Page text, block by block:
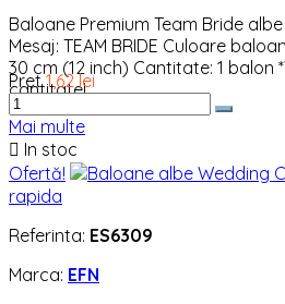
Baloane Premium Team Bride
Mesaj: TEAM BRIDE Culoare
30 cm (12 inch) Cantitate: 1 balon
cantitate!
Pret 1,62 lei
Mai multe
 In stoc
Ofertă!
rapida
Referinta: ES6309
Marca: EFN